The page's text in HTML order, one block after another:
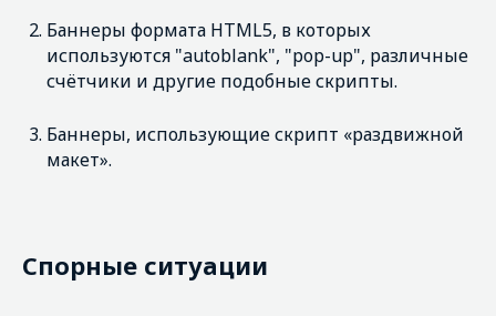
Баннеры формата HTML5, в которых
используются "autoblank", "pop-up", различные
счётчики и другие подобные скрипты.
Баннеры, использующие скрипт «раздвижной
макет».
Спорные ситуации